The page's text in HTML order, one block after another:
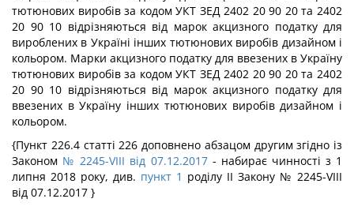
тютюнових виробів за кодом УКТ ЗЕД 2402 20 90 20 та 2402
20 90 10 відрізняються від марок акцизного податку для
вироблених в Україні інших тютюнових виробів дизайном і
кольором. Марки акцизного податку для ввезених в Україну
тютюнових виробів за кодом УКТ ЗЕД 2402 20 90 20 та 2402
20 90 10 відрізняються від марок акцизного податку для
ввезених в Україну інших тютюнових виробів дизайном і
кольором.
{Пункт 226.4 статті 226 доповнено абзацом другим згідно із
Законом № 2245-VIII від 07.12.2017- набирає чинності з 1
липня 2018 року, див. пункт 1 роділу II Закону № 2245-VIII
від 07.12.2017 }